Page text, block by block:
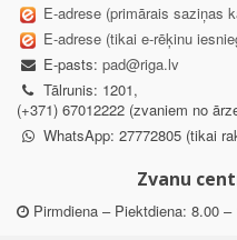
E-adrese (primārais saziņas
E-adrese (tikai e-rēķinu
E-pasts: pad@riga.lv
Tālrunis: 1201,
(+371) 67012222 (zvaniem no
WhatsApp: 27772805 (tikai
Zvanu
Pirmdiena – Piektdiena: 8.00 –